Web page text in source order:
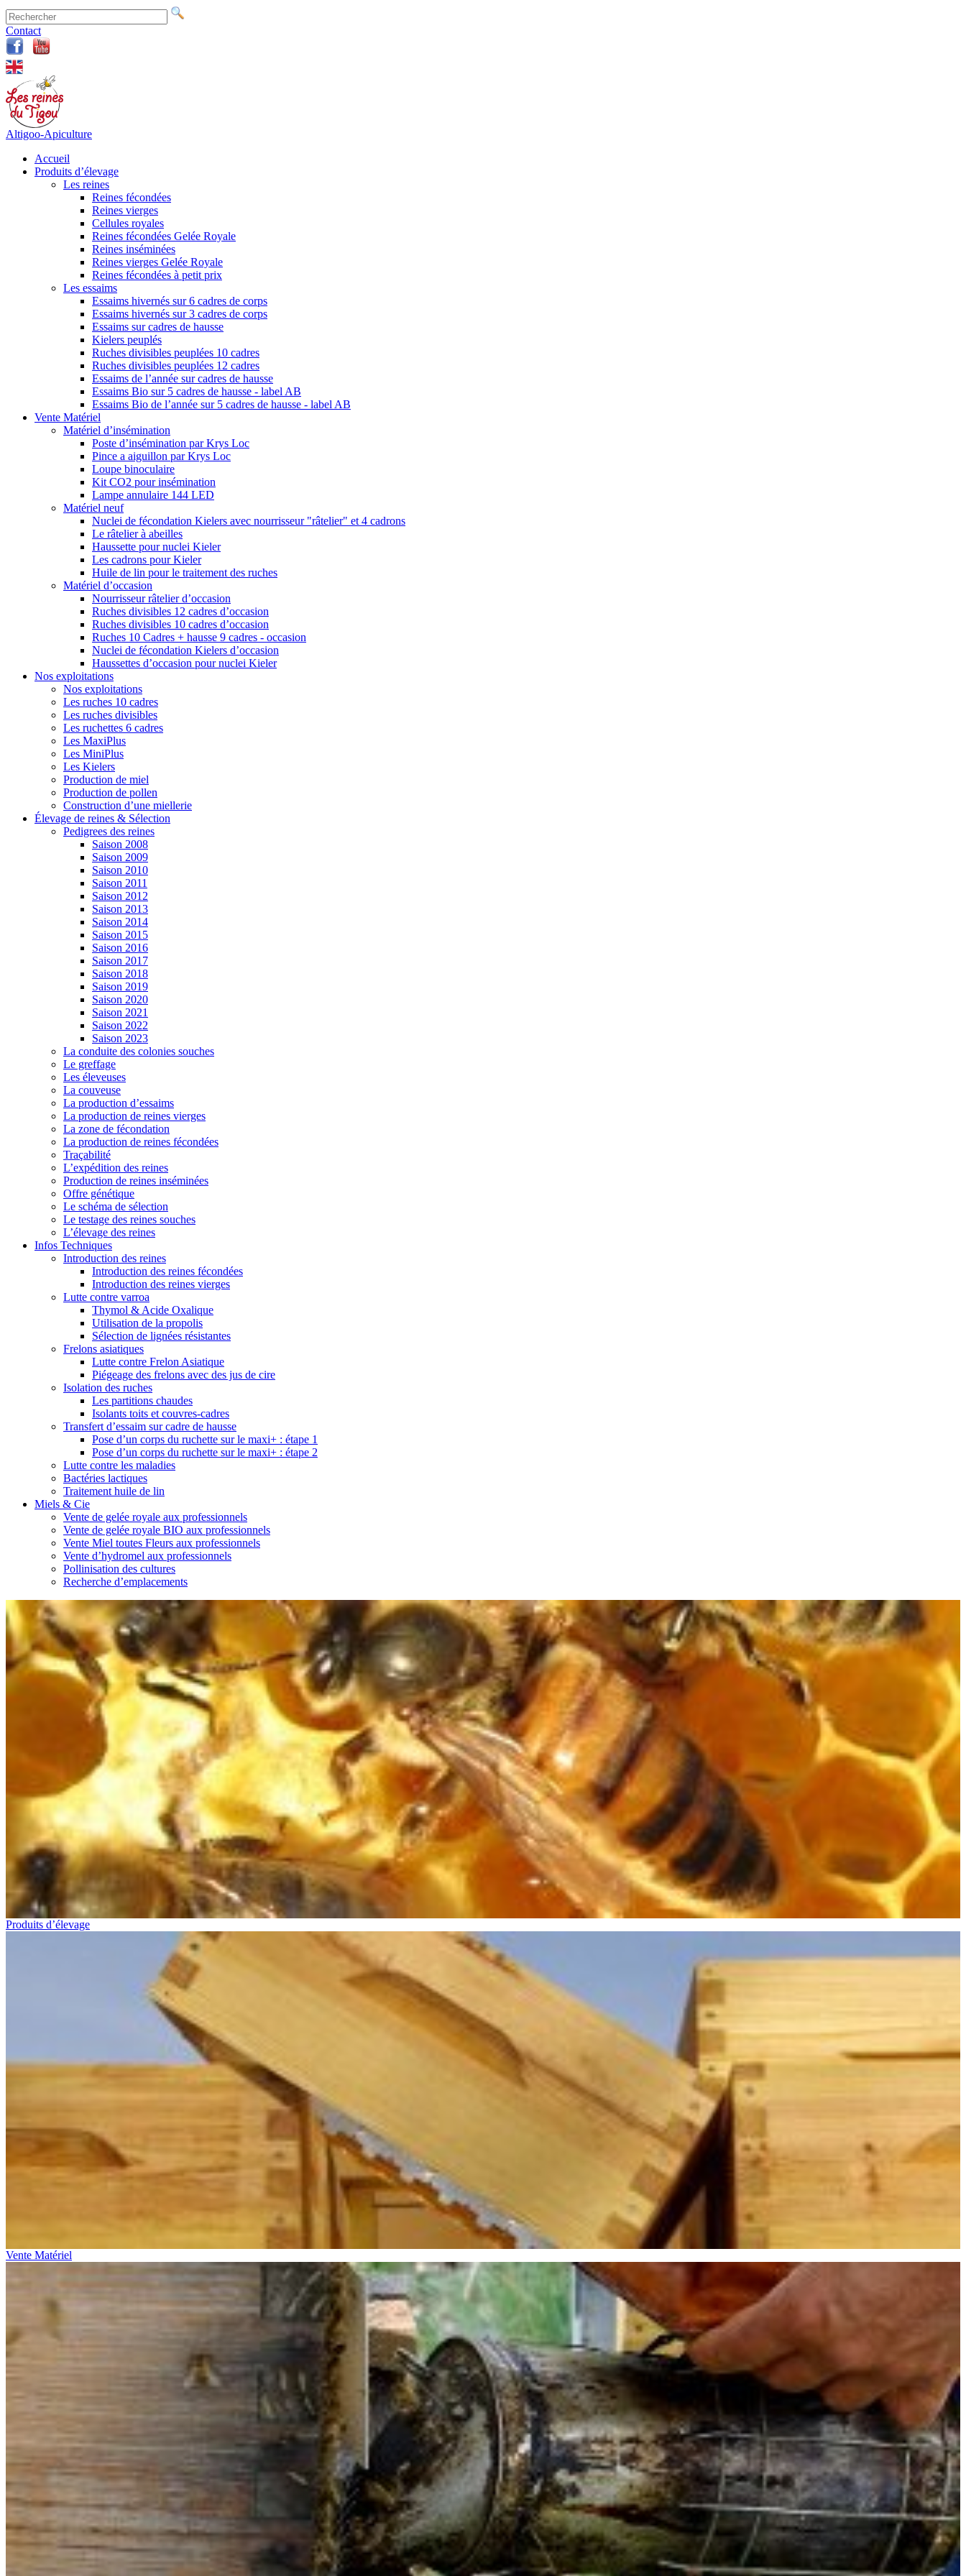
Contact
Altigoo-Apiculture
Accueil
Produits d’élevage
Les reines
Reines fécondées
Reines vierges
Cellules royales
Reines fécondées Gelée Royale
Reines inséminées
Reines vierges Gelée Royale
Reines fécondées à petit prix
Les essaims
Essaims hivernés sur 6 cadres de corps
Essaims hivernés sur 3 cadres de corps
Essaims sur cadres de hausse
Kielers peuplés
Ruches divisibles peuplées 10 cadres
Ruches divisibles peuplées 12 cadres
Essaims de l’année sur cadres de hausse
Essaims Bio sur 5 cadres de hausse - label AB
Essaims Bio de l’année sur 5 cadres de hausse - label AB
Vente Matériel
Matériel d’insémination
Poste d’insémination par Krys Loc
Pince a aiguillon par Krys Loc
Loupe binoculaire
Kit CO2 pour insémination
Lampe annulaire 144 LED
Matériel neuf
Nuclei de fécondation Kielers avec nourrisseur "râtelier" et 4 cadrons
Le râtelier à abeilles
Haussette pour nuclei Kieler
Les cadrons pour Kieler
Huile de lin pour le traitement des ruches
Matériel d’occasion
Nourrisseur râtelier d’occasion
Ruches divisibles 12 cadres d’occasion
Ruches divisibles 10 cadres d’occasion
Ruches 10 Cadres + hausse 9 cadres - occasion
Nuclei de fécondation Kielers d’occasion
Haussettes d’occasion pour nuclei Kieler
Nos exploitations
Nos exploitations
Les ruches 10 cadres
Les ruches divisibles
Les ruchettes 6 cadres
Les MaxiPlus
Les MiniPlus
Les Kielers
Production de miel
Production de pollen
Construction d’une miellerie
Élevage de reines & Sélection
Pedigrees des reines
Saison 2008
Saison 2009
Saison 2010
Saison 2011
Saison 2012
Saison 2013
Saison 2014
Saison 2015
Saison 2016
Saison 2017
Saison 2018
Saison 2019
Saison 2020
Saison 2021
Saison 2022
Saison 2023
La conduite des colonies souches
Le greffage
Les éleveuses
La couveuse
La production d’essaims
La production de reines vierges
La zone de fécondation
La production de reines fécondées
Traçabilité
L’expédition des reines
Production de reines inséminées
Offre génétique
Le schéma de sélection
Le testage des reines souches
L’élevage des reines
Infos Techniques
Introduction des reines
Introduction des reines fécondées
Introduction des reines vierges
Lutte contre varroa
Thymol & Acide Oxalique
Utilisation de la propolis
Sélection de lignées résistantes
Frelons asiatiques
Lutte contre Frelon Asiatique
Piégeage des frelons avec des jus de cire
Isolation des ruches
Les partitions chaudes
Isolants toits et couvres-cadres
Transfert d’essaim sur cadre de hausse
Pose d’un corps du ruchette sur le maxi+ : étape 1
Pose d’un corps du ruchette sur le maxi+ : étape 2
Lutte contre les maladies
Bactéries lactiques
Traitement huile de lin
Miels & Cie
Vente de gelée royale aux professionnels
Vente de gelée royale BIO aux professionnels
Vente Miel toutes Fleurs aux professionnels
Vente d’hydromel aux professionnels
Pollinisation des cultures
Recherche d’emplacements
Produits d’élevage
Vente Matériel